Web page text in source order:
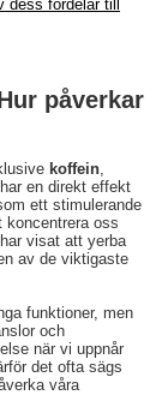
fördelar till
påverkar
koffein,
en direkt effekt
ett stimulerande
oss
visat att yerba
av de viktigaste
funktioner, men
och
när vi uppnår
det ofta sägs
våra